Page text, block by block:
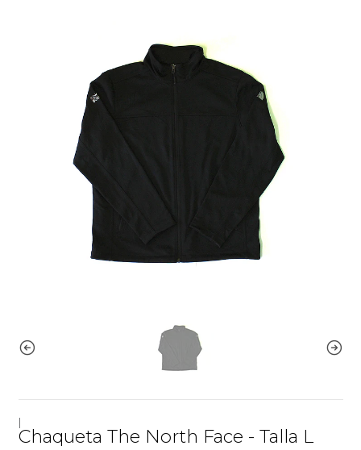
Chaqueta The North Face - Talla L